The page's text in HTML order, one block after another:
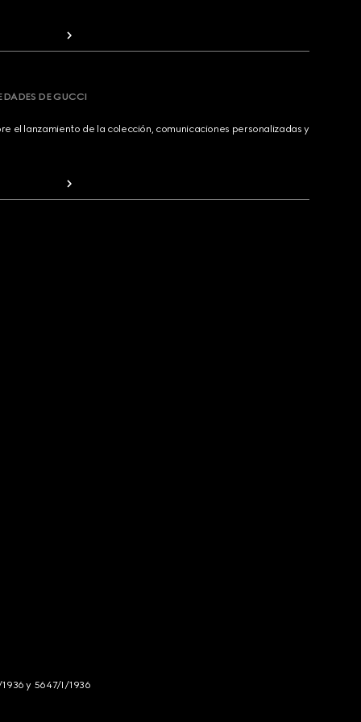
DE GUCCI
el lanzamiento de la colección, comunicaciones personalizadas y
1936 y 5647/I/1936